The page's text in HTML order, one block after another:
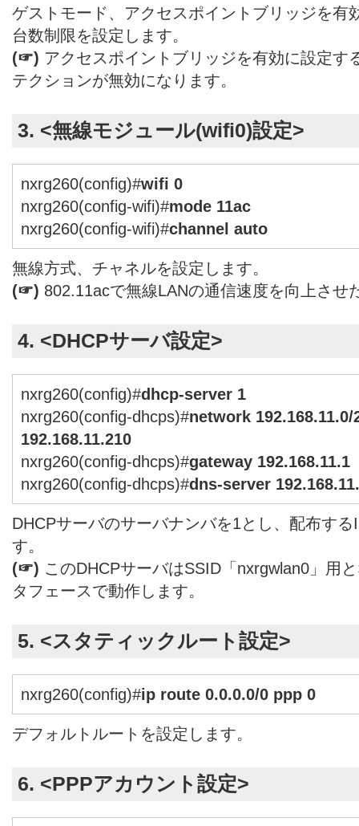
ゲストモード、アクセスポイントブリッジを有
台数制限を設定します。
(☞) アクセスポイントブリッジを有効に設定す
テクションが無効になります。
3. <無線モジュール(wifi0)設定>
nxrg260(config)#wifi 0
nxrg260(config-wifi)#mode 11ac
nxrg260(config-wifi)#channel auto
無線方式、チャネルを設定します。
(☞) 802.11acで無線LANの通信速度を向上させ
4. <DHCPサーバ設定>
nxrg260(config)#dhcp-server 1
nxrg260(config-dhcps)#network 192.168.11.0/
192.168.11.210
nxrg260(config-dhcps)#gateway 192.168.11.1
nxrg260(config-dhcps)#dns-server
DHCPサーバのサーバナンバを1とし、配布す
す。
(☞) このDHCPサーバはSSID「nxrgwlan0」用
タフェースで動作します。
5. <スタティックルート設定>
nxrg260(config)#ip route 0.0.0.0/0 ppp 0
デフォルトルートを設定します。
6. <PPPアカウント設定>